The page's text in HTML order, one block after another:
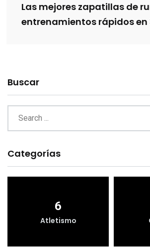
Las mejores zapatillas de
entrenamientos rápidos en
Buscar
Categorías
6
Atletismo